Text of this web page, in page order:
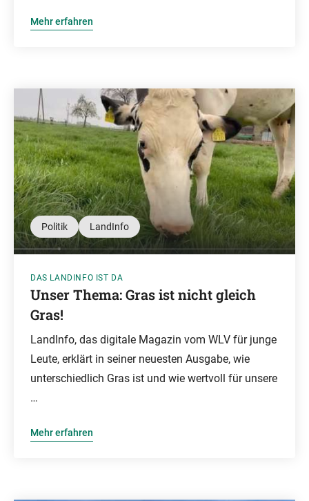
Mehr erfahren
Politik LandInfo
DAS LANDINFO IST DA
Unser Thema: Gras ist nicht gleich
Gras!
LandInfo, das digitale Magazin vom WLV für junge
Leute, erklärt in seiner neuesten Ausgabe, wie
unterschiedlich Gras ist und wie wertvoll für unsere
…
Mehr erfahren